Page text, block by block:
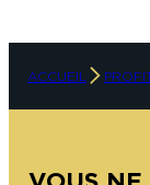
ACCUEIL